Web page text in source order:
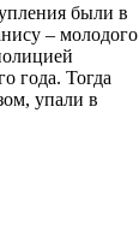
были в
– молодого
года. Тогда
упали в